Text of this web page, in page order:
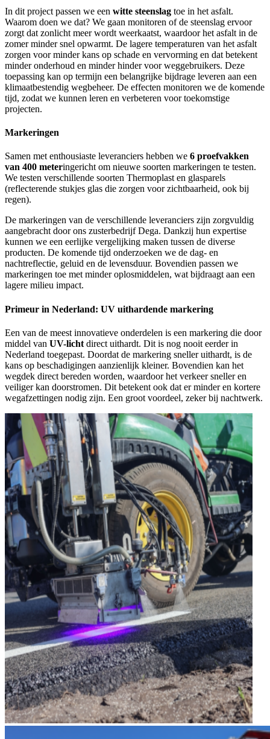
In dit project passen we een witte steenslag toe in het asfalt.
Waarom doen we dat? We gaan monitoren of de steenslag ervoor
zorgt dat zonlicht meer wordt weerkaatst, waardoor het asfalt in de
zomer minder snel opwarmt. De lagere temperaturen van het asfalt
zorgen voor minder kans op schade en vervorming en dat betekent
minder onderhoud en minder hinder voor weggebruikers. Deze
toepassing kan op termijn een belangrijke bijdrage leveren aan een
klimaatbestendig wegbeheer. De effecten monitoren we de komende
tijd, zodat we kunnen leren en verbeteren voor toekomstige
projecten.
Markeringen
Samen met enthousiaste leveranciers hebben we 6 proefvakken
van 400 meteringericht om nieuwe soorten markeringen te testen.
We testen verschillende soorten Thermoplast en glasparels
(reflecterende stukjes glas die zorgen voor zichtbaarheid, ook bij
regen).
De markeringen van de verschillende leveranciers zijn zorgvuldig
aangebracht door ons zusterbedrijf Dega. Dankzij hun expertise
kunnen we een eerlijke vergelijking maken tussen de diverse
producten. De komende tijd onderzoeken we de dag- en
nachtreflectie, geluid en de levensduur. Bovendien passen we
markeringen toe met minder oplosmiddelen, wat bijdraagt aan een
lagere milieu impact.
Primeur in Nederland: UV uithardende markering
Een van de meest innovatieve onderdelen is een markering die door
middel van UV-licht direct uithardt. Dit is nog nooit eerder in
Nederland toegepast. Doordat de markering sneller uithardt, is de
kans op beschadigingen aanzienlijk kleiner. Bovendien kan het
wegdek direct bereden worden, waardoor het verkeer sneller en
veiliger kan doorstromen. Dit betekent ook dat er minder en kortere
wegafzettingen nodig zijn. Een groot voordeel, zeker bij nachtwerk.